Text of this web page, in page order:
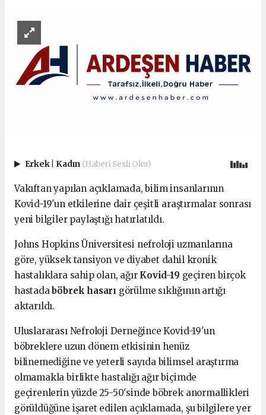
Erkek Kadın (Haberi Sesli Oku)
Vakıftan yapılan açıklamada, bilim insanlarının
Kovid-19'un etkilerine dair çeşitli araştırmalar sonrası
yeni bilgiler paylaştığı hatırlatıldı.
Johns Hopkins Üniversitesi nefroloji uzmanlarına
göre, yüksek tansiyon ve diyabet dahil kronik
hastalıklara sahip olan, ağır Kovid-19 geçiren birçok
hastadaböbrek hasarı görülme sıklığının artığı
aktarıldı.
Uluslararası Nefroloji Derneğince Kovid-19'un
böbreklere uzun dönem etkisinin henüz
bilinemediğine ve yeterli sayıda bilimsel araştırma
olmamakla birlikte hastalığı ağır biçimde
geçirenlerin yüzde 25-50'sinde böbrek anormallikleri
görüldüğüne işaret edilen açıklamada, şu bilgilere yer